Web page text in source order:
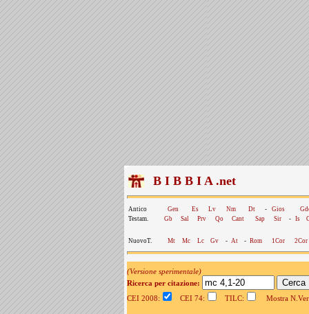
B I B B I A .net
Antico Gen Es Lv Nm Dt - Gios
Testam.
Gb Sal Prv Qo Cant Sap Sir - Is
NuovoT. Mt Mc Lc Gv - At - Rom 1Cor 2Cor
(Versione sperimentale)
Ricerca per citazione:
CEI 2008:
CEI 74: TILC: Mostra